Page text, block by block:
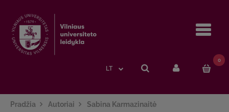
LT
0
Pradžia Autoriai
Sabina Karmazinaitė